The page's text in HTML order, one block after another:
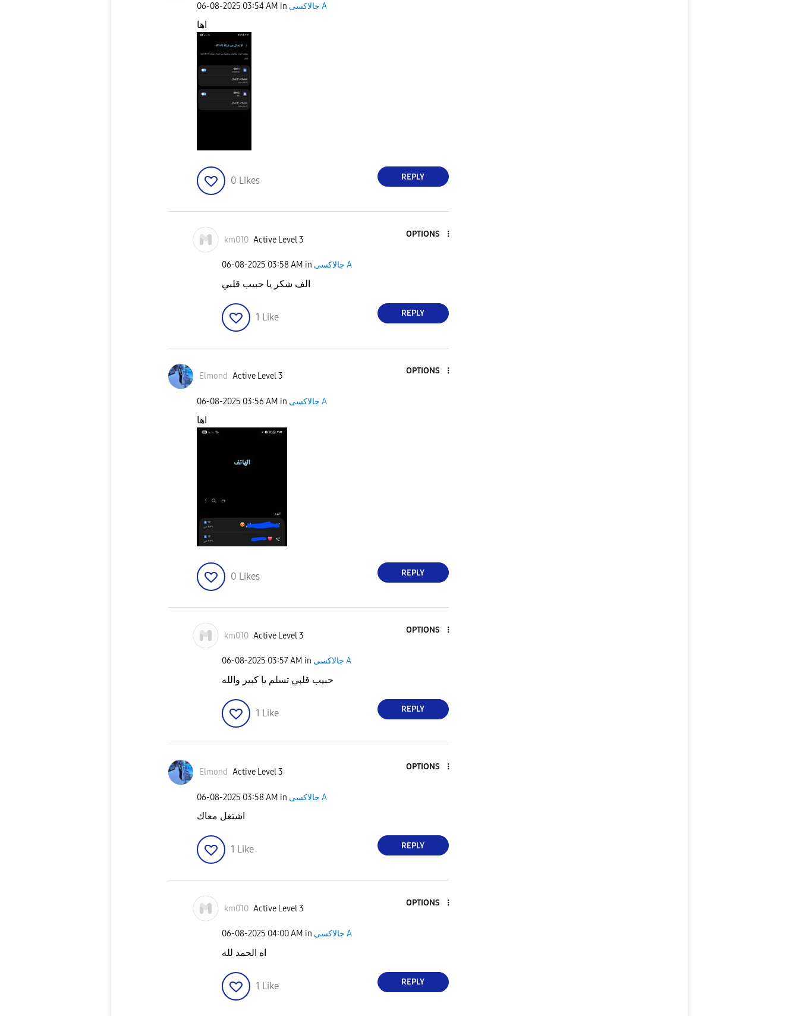
‎06-08-2025 03:54 AM in جالاكسى A
اها
0 Likes REPLY
km010 Active Level 3
OPTIONS
‎06-08-2025 03:58 AM in جالاكسى A
الف شكر يا حبيب قلبي
1 Like REPLY
Elmond Active Level 3
OPTIONS
‎06-08-2025 03:56 AM in جالاكسى A
اها
0 Likes REPLY
km010 Active Level 3
OPTIONS
‎06-08-2025 03:57 AM in جالاكسى A
حبيب قلبي تسلم يا كبير والله
1 Like REPLY
Elmond Active Level 3
OPTIONS
‎06-08-2025 03:58 AM in جالاكسى A
اشتغل معاك
1 Like REPLY
km010 Active Level 3
OPTIONS
‎06-08-2025 04:00 AM in جالاكسى A
اه الحمد لله
1 Like REPLY